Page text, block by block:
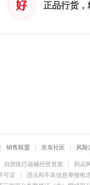
正品行货，
销售联盟 京东社区 风险
自营医疗器械经营资质 药品
可证
违法和不良信息举报电